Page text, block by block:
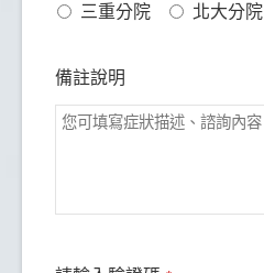
三重分院 北大分院
備註說明